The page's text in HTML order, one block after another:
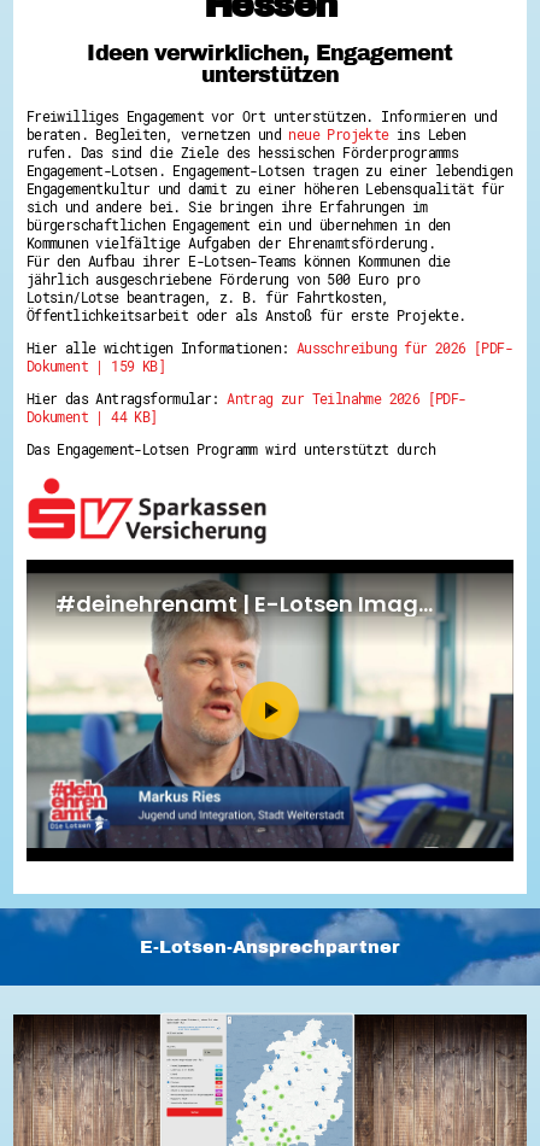
Hessen hilft Ukraine
Zeig uns dein Ehrenamt
Wettbewerb | Trikotwettbewerb
Wettbewerb | 80 Jahre Hessen - Engagement
mit Herz
8 Vereine x 80 Jahre x 1.000 €
Ausgezeichnete Projekte
Menschen des Respekts
SHARE IT: Teile deine Infos!
Gestalte dein Ehrenamt
Ehrenamts-Card Hessen
Engagement-Lotsen
Crowdfunding - Viele schaffen mehr
Ehrentag
Hessen engagiert - Digitale Themenabende
Kompetenznachweis Hessen
Service-Learning
Mach dich schlau
GEMA-Pakt
Di@-Lotsen in Hessen
Energiepreiskrise und Ehrenamt
Flüchtlingshilfe + Integration
Generationsübergreifend aktiv
Patenschaftsprojekte
Qualifizierung & Fortbildung
Stiftungen
Vereine, Spenden, Steuern - Gut zu Wissen
Versicherungsschutz
Wissenswertes rund um dein Ehrenamt
Zahlen, Daten, Fakten aus Hessen
Service
Suche
Downloads
Kontakt
Impressum
Barriere melden
Ideen verwirklichen, Engagement
unterstützen
Freiwilliges Engagement vor Ort unterstützen. Informieren und
beraten. Begleiten, vernetzen und neue Projekteins Leben
rufen. Das sind die Ziele des hessischen Förderprogramms
Engagement-Lotsen. Engagement-Lotsen tragen zu einer lebendigen
Engagementkultur und damit zu einer höheren Lebensqualität für
sich und andere bei. Sie bringen ihre Erfahrungen im
bürgerschaftlichen Engagement ein und übernehmen in den
Kommunen vielfältige Aufgaben der Ehrenamtsförderung.
Für den Aufbau ihrer E-Lotsen-Teams können Kommunen die
jährlich ausgeschriebene Förderung von 500 Euro pro
Lotsin/Lotse beantragen, z. B. für Fahrtkosten,
Öffentlichkeitsarbeit oder als Anstoß für erste Projekte.
Hier alle wichtigen Informationen: Ausschreibung für 2026 [PDF-
Dokument | 159 KB]
Hier das Antragsformular:Antrag zur Teilnahme 2026 [PDF-
Dokument | 44 KB]
Das Engagement-Lotsen Programm wird unterstützt durch
E-Lotsen-Ansprechpartner